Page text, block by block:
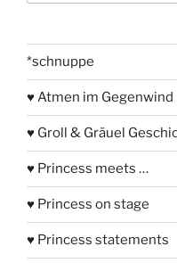
*schnuppe
♥ Atmen im Gegenwind
♥ Groll & Gräuel
♥ Princess meets …
♥ Princess on stage
♥ Princess statements